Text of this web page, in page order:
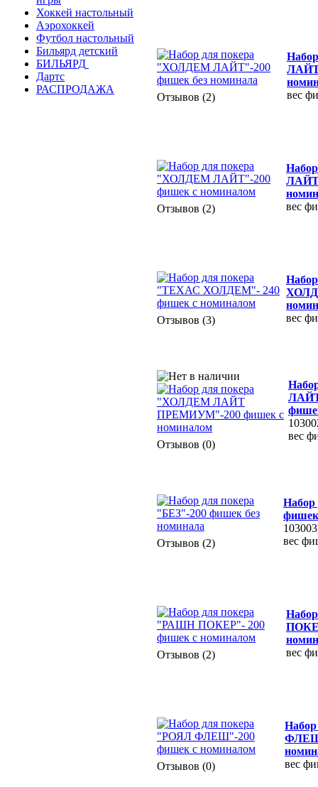
Хоккей настольный
Аэрохоккей
Футбол настольный
Бильярд детский
БИЛЬЯРД
Дартс
РАСПРОДАЖА
Отзывов (2)
вес
Отзывов (2)
вес
Отзывов (3)
вес
Отзывов (0)
вес
Отзывов (2)
Набор
фишек
вес
Отзывов (2)
вес
Отзывов (0)
вес